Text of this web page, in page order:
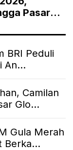
Pasar
BRI Peduli
An...
Camilan
Glo...
Gula Merah
Berka...